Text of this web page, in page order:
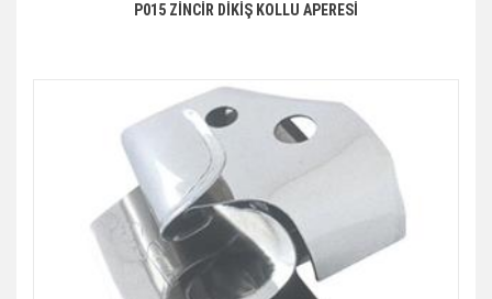
P015 ZİNCİR DİKİŞ KOLLU APERESİ